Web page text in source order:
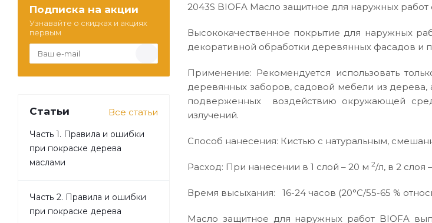
2043S BIOFA Масло защитное для наружных
Высококачественное покрытие для наружных
декоративной обработки деревянных фасадов и
Применение: Рекомендуется использовать
деревянных заборов, садовой мебели из
подверженных воздействию окружающей
излучений.
Способ нанесения: Кистью с натуральным,
Расход: При нанесении в 1 слой – 20 м 2/л, в 2 слоя
Время высыхания: 16-24 часов (20°C/55-65 %
Масло защитное для наружных работ BIOFA
Подписка на акции
Узнавайте о скидках и акциях
первым
Статьи Все статьи
Часть 1. Правила и ошибки
при покраске дерева
маслами
Часть 2. Правила и ошибки
при покраске дерева